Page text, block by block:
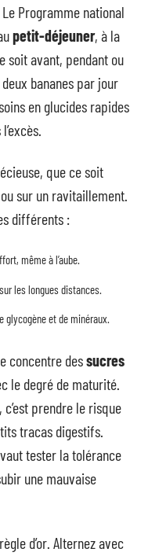
Programme national
petit-déjeuner, à la
soit avant, pendant ou
bananes par jour
en glucides rapides
que ce soit
sur un ravitaillement.
différents :
même à l’aube.
les longues distances.
glycogène et de minéraux.
concentre dessucres
le degré de maturité.
prendre le risque
tracas digestifs.
tester la tolérance
une mauvaise
d’or. Alternez avec